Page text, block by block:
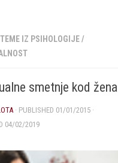
TEME IZ PSIHOLOGIJE /
smetnje kod žena
· PUBLISHED 01/01/2015·
04/02/2019